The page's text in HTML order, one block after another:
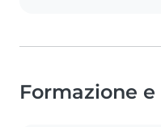
Formazione